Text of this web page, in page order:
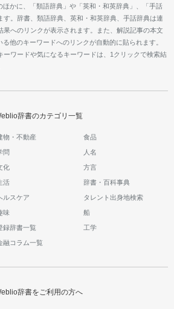
ほかに、「類語辞典」や「英和・和英辞典」、「手話
す。辞書、類語辞典、英和・和英辞典、手話辞典は連
果へのリンクが表示されます。また、解説記事の本文
他のキーワードへのリンクが自動的に貼られます。
ーワードや気になるキーワードは、1クリックで検索結
辞書のカテゴリ一覧
物・不動産 食品
問 人名
化 方言
活 辞書・百科事典
ルスケア タレント出身地検索
味 船
録辞書一覧 工学
融コラム一覧
辞書をご利用の方へ